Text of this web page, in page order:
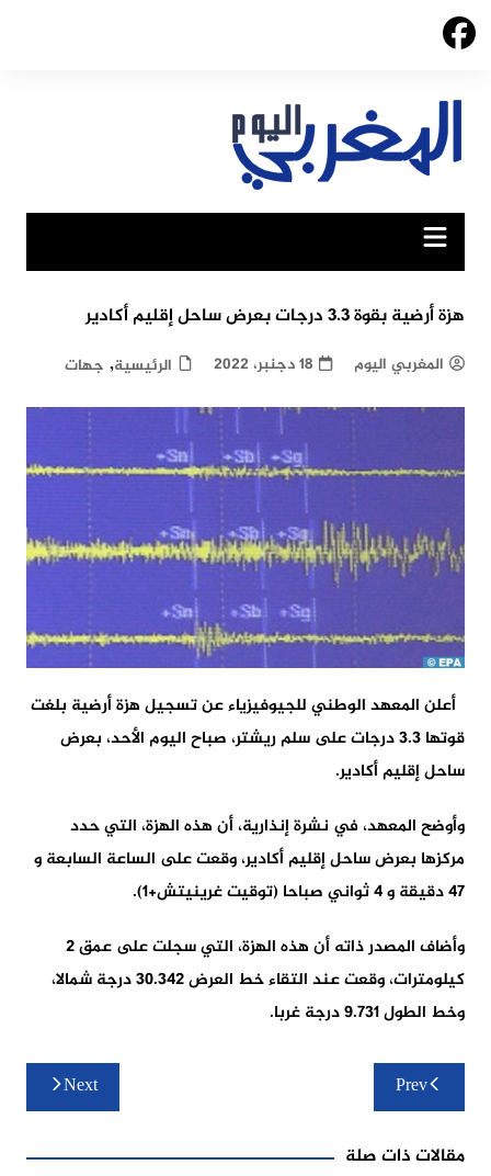
Skip
هزة أرضية بقوة 3.3 درجات بعرض ساحل إقليم أكادير
المغربي اليوم 18 دجنبر، 2022 الرئيسية, جهات
أعلن المعهد الوطني للجيوفيزياء عن تسجيل هزة أرضية بلغت
قوتها 3.3 درجات على سلم ريشتر، صباح اليوم الأحد، بعرض
ساحل إقليم أكادير.
وأوضح المعهد، في نشرة إنذارية، أن هذه الهزة، التي حدد
مركزها بعرض ساحل إقليم أكادير، وقعت على الساعة السابعة و
47 دقيقة و 4 ثواني صباحا (توقيت غرينيتش+1).
وأضاف المصدر ذاته أن هذه الهزة، التي سجلت على عمق 2
كيلومترات، وقعت عند التقاء خط العرض 30.342 درجة شمالا،
وخط الطول 9.731 درجة غربا.
تصفّح
المقالات
Prev
Next
مقالات ذات صلة